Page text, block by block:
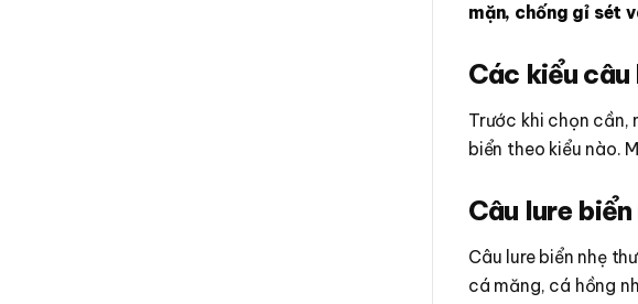
mặn, chống gỉ sét
Các kiểu
Trước khi chọn cần,
biển theo kiểu nào.
Câu lure biển
Câu lure biển nhẹ
cá măng, cá hồng